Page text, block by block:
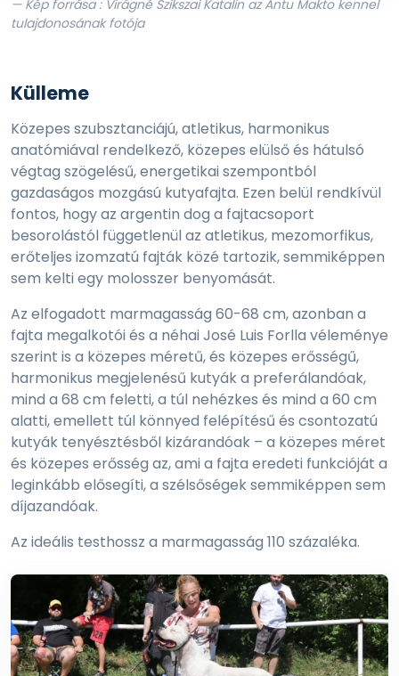
— Kép forrása : Virágné Szikszai Katalin az Antu Makto kennel
tulajdonosának fotója
Külleme
Közepes szubsztanciájú, atletikus, harmonikus
anatómiával rendelkező, közepes elülső és hátulsó
végtag szögelésű, energetikai szempontból
gazdaságos mozgású kutyafajta. Ezen belül rendkívül
fontos, hogy az argentin dog a fajtacsoport
besorolástól függetlenül az atletikus, mezomorfikus,
erőteljes izomzatú fajták közé tartozik, semmiképpen
sem kelti egy molosszer benyomását.
Az elfogadott marmagasság 60-68 cm, azonban a
fajta megalkotói és a néhai José Luis Forlla véleménye
szerint is a közepes méretű, és közepes erősségű,
harmonikus megjelenésű kutyák a preferálandóak,
mind a 68 cm feletti, a túl nehézkes és mind a 60 cm
alatti, emellett túl könnyed felépítésű és csontozatú
kutyák tenyésztésből kizárandóak – a közepes méret
és közepes erősség az, ami a fajta eredeti funkcióját a
leginkább elősegíti, a szélsőségek semmiképpen sem
díjazandóak.
Az ideális testhossz a marmagasság 110 százaléka.